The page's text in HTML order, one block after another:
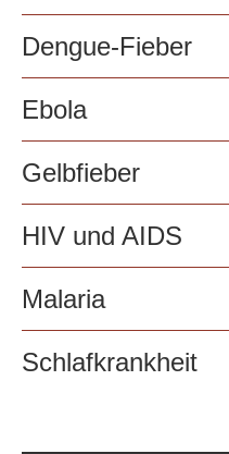
Dengue-Fieber
Ebola
Gelbfieber
HIV und AIDS
Malaria
Schlafkrankheit